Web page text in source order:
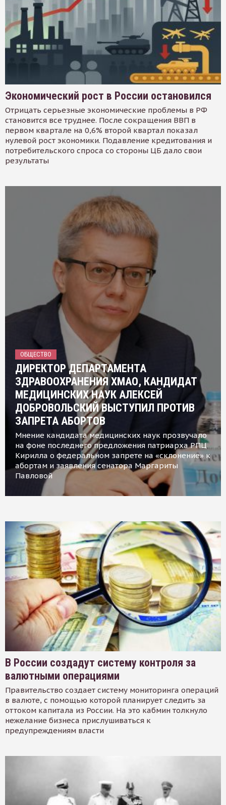
Экономический рост в России остановился
Отрицать серьезные экономические проблемы в РФ
становится все труднее. После сокращения ВВП в
первом квартале на 0,6% второй квартал показал
нулевой рост экономики. Подавление кредитования и
потребительского спроса со стороны ЦБ дало свои
результаты
ОБЩЕСТВО
ДИРЕКТОР ДЕПАРТАМЕНТА
ЗДРАВООХРАНЕНИЯ ХМАО, КАНДИДАТ
МЕДИЦИНСКИХ НАУК АЛЕКСЕЙ
ДОБРОВОЛЬСКИЙ ВЫСТУПИЛ ПРОТИВ
ЗАПРЕТА АБОРТОВ
Мнение кандидата медицинских наук прозвучало
на фоне последнего предложения патриарха РПЦ
Кирилла о федеральном запрете на «склонение» к
абортам и заявления сенатора Маргариты
Павловой
В России создадут систему контроля за
валютными операциями
Правительство создает систему мониторинга операций
в валюте, с помощью которой планирует следить за
оттоком капитала из России. На это кабмин толкнуло
нежелание бизнеса прислушиваться к
предупреждениям власти